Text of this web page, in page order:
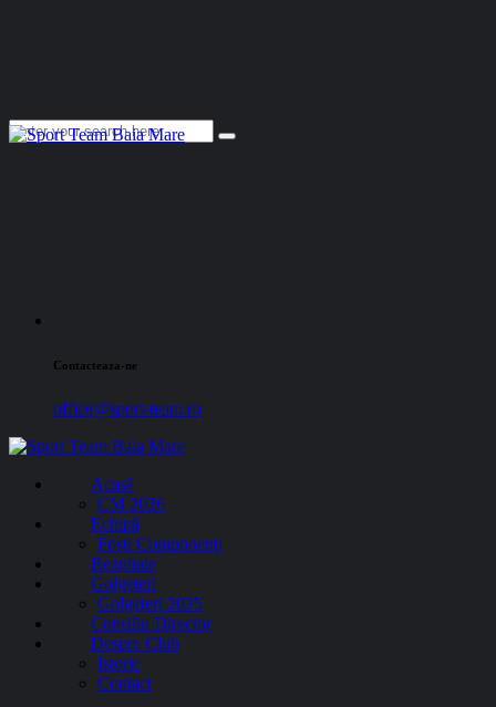
Contacteaza-ne
office@sport-team.ro
Acasă
CM 2026
Echipă
Foști Componenți
Rezultate
Golgeteri
Golgeteri 2025
Consiliu Director
Despre Club
Istoric
Contact